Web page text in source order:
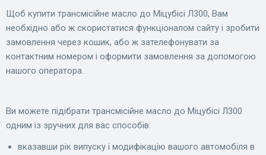
Щоб купити трансмісійне масло до Міцубісі Л300, Вам
необхідно або ж скористатися функціоналом сайту і зробити
замовлення через кошик, або ж зателефонувати за
контактним номером і оформити замовлення за допомогою
нашого оператора.
Ви можете підібрати трансмісійне масло до Міцубісі Л300
одним із зручних для вас способів:
вказавши рік випуску і модифікацію вашого автомобіля в